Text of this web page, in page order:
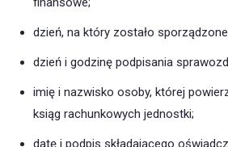
dzień, na który zostało
dzień i godzinę podpisania
imię i nazwisko osoby, której
ksiąg rachunkowych jednostki;